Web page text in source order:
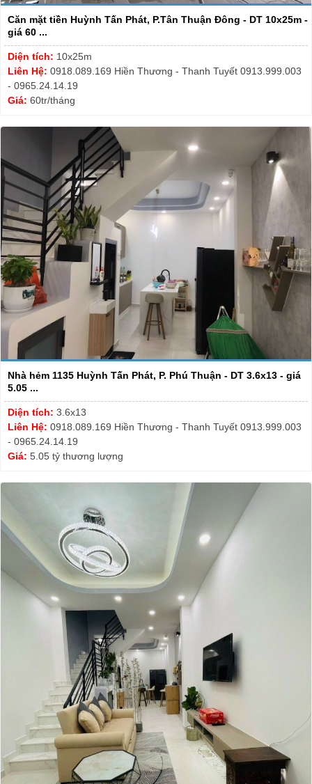
Căn mặt tiền Huỳnh Tấn Phát, P.Tân Thuận Đông - DT 10x25m -
giá 60 ...
Diện tích: 10x25m
Liên Hệ: 0918.089.169 Hiền Thương - Thanh Tuyết 0913.999.003
- 0965.24.14.19
Giá: 60tr/tháng
Nhà hẻm 1135 Huỳnh Tấn Phát, P. Phú Thuận - DT 3.6x13 - giá
5.05 ...
Diện tích: 3.6x13
Liên Hệ: 0918.089.169 Hiền Thương - Thanh Tuyết 0913.999.003
- 0965.24.14.19
Giá: 5.05 tỷ thương lượng